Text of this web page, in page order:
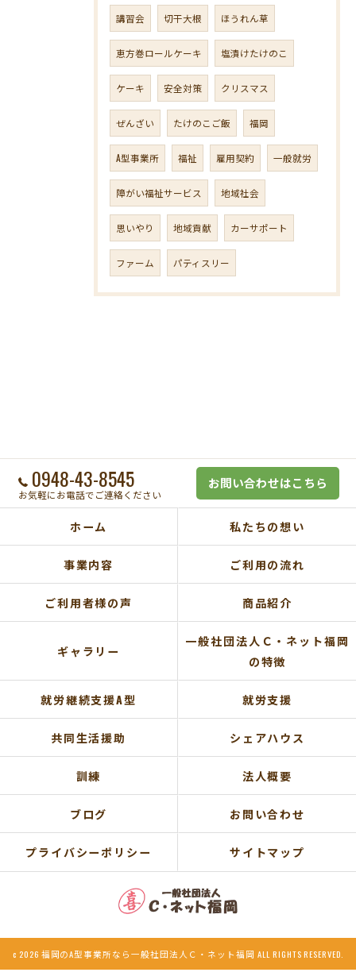
講習会 切干大根 ほうれん草
恵方巻ロールケーキ 塩漬けたけのこ
ケーキ 安全対策 クリスマス
ぜんざい たけのこご飯 福岡
A型事業所 福祉 雇用契約 一般就労
障がい福祉サービス 地域社会
思いやり 地域貢献 カーサポート
ファーム パティスリー
0948-43-8545
お気軽にお電話でご連絡ください
お問い合わせはこちら
ホーム 私たちの想い
事業内容 ご利用の流れ
ご利用者様の声 商品紹介
ギャラリー
一般社団法人Ｃ・ネット福岡
の特徴
就労継続支援A型 就労支援
共同生活援助 シェアハウス
訓練 法人概要
ブログ お問い合わせ
プライバシーポリシー サイトマップ
c 2026 福岡のA型事業所なら一般社団法人Ｃ・ネット福岡 ALL RIGHTS RESERVED.